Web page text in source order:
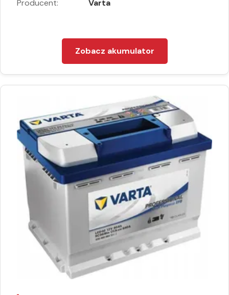
Producent: Varta
Zobacz akumulator